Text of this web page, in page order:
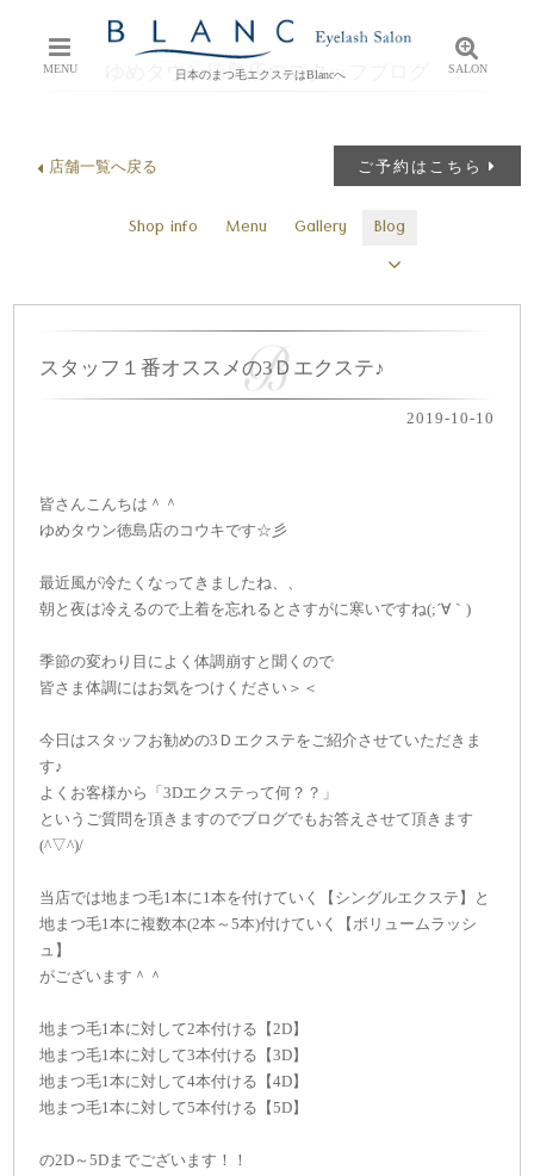
MENU 日本のまつ毛エクステはBlancへ SALON
ゆめタウン徳島店のスタッフブログ
ご予約はこちら
店舗一覧へ戻る
Shop info Menu Gallery Blog
スタッフ１番オススメの3Ｄエクステ♪
2019-10-10
皆さんこんちは＾＾
ゆめタウン徳島店のコウキです☆彡
最近風が冷たくなってきましたね、、
朝と夜は冷えるので上着を忘れるとさすがに寒いですね(;´∀｀)
季節の変わり目によく体調崩すと聞くので
皆さま体調にはお気をつけください＞＜
今日はスタッフお勧めの3Ｄエクステをご紹介させていただきま
す♪
よくお客様から「3Dエクステって何？？」
というご質問を頂きますのでブログでもお答えさせて頂きます
(^▽^)/
当店では地まつ毛1本に1本を付けていく【シングルエクステ】と
地まつ毛1本に複数本(2本～5本)付けていく【ボリュームラッシ
ュ】
がございます＾＾
地まつ毛1本に対して2本付ける【2D】
地まつ毛1本に対して3本付ける【3D】
地まつ毛1本に対して4本付ける【4D】
地まつ毛1本に対して5本付ける【5D】
の2D～5Dまでございます！！